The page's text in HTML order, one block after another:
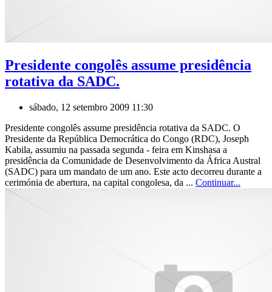
Presidente congolês assume presidência
rotativa da SADC.
sábado, 12 setembro 2009 11:30
Presidente congolês assume presidência rotativa da SADC. O
Presidente da República Democrática do Congo (RDC), Joseph
Kabila, assumiu na passada segunda - feira em Kinshasa a
presidência da Comunidade de Desenvolvimento da África Austral
(SADC) para um mandato de um ano. Este acto decorreu durante a
cerimónia de abertura, na capital congolesa, da ... Continuar...